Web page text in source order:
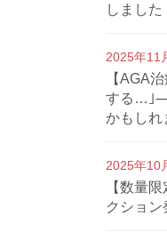
しました
2025年11
【AGA
する…｣⸺
かもしれ
2025年10
【数量
クション